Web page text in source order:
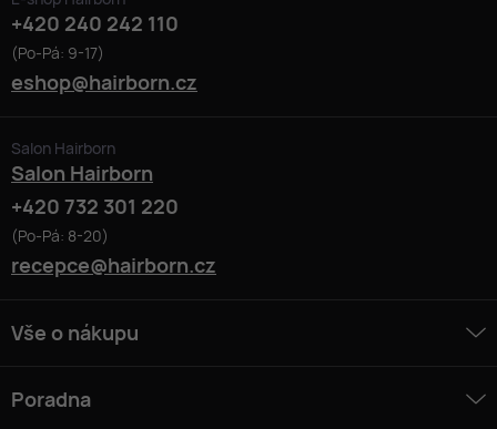
+420 240 242 110
(Po-Pá: 9-17)
eshop@hairborn.cz
Salon Hairborn
Salon Hairborn
+420 732 301 220
(Po-Pá: 8-20)
recepce@hairborn.cz
Vše o nákupu
Poradna